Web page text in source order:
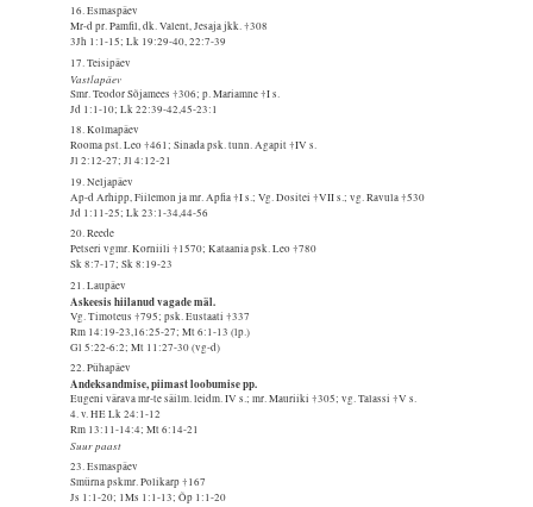
16. Esmaspäev
Mr-d pr. Pamfil, dk. Valent, Jesaja jkk. †308
3Jh 1:1-15; Lk 19:29-40, 22:7-39
17. Teisipäev
Vastlapäev
Smr. Teodor Sõjamees †306; p. Mariamne †I s.
Jd 1:1-10; Lk 22:39-42,45-23:1
18. Kolmapäev
Rooma pst. Leo †461; Sinada psk. tunn. Agapit †IV s.
Jl 2:12-27; Jl 4:12-21
19. Neljapäev
Ap-d Arhipp, Fiilemon ja mr. Apfia †I s.; Vg. Dositei †VII s.; vg. Ravula †530
Jd 1:11-25; Lk 23:1-34,44-56
20. Reede
Petseri vgmr. Korniili †1570; Kataania psk. Leo †780
Sk 8:7-17; Sk 8:19-23
21. Laupäev
Askeesis hiilanud vagade mäl.
Vg. Timoteus †795; psk. Eustaati †337
Rm 14:19-23,16:25-27; Mt 6:1-13 (lp.)
Gl 5:22-6:2; Mt 11:27-30 (vg-d)
22. Pühapäev
Andeksandmise, piimast loobumise pp.
Eugeni värava mr-te säilm. leidm. IV s.; mr. Mauriiki †305; vg. Talassi †V s.
4. v. HE Lk 24:1-12
Rm 13:11-14:4; Mt 6:14-21
Suur paast
23. Esmaspäev
Smürna pskmr. Polikarp †167
Js 1:1-20; 1Ms 1:1-13; Õp 1:1-20